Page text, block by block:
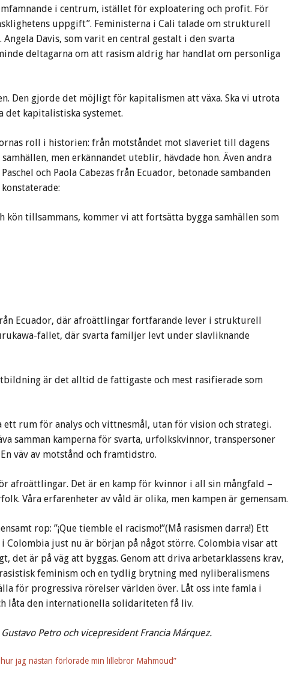
i centrum, istället för exploatering och profit. För
uppgift”. Feministerna i Cali talade om strukturell
Davis, som varit en central gestalt i den svarta
deltagarna om att rasism aldrig har handlat om personliga
Den gjorde det möjligt för kapitalismen att växa. Ska vi utrota
det kapitalistiska systemet.
roll i historien: från motståndet mot slaveriet till dagens
men erkännandet uteblir, hävdade hon. Även andra
och Paola Cabezas från Ecuador, betonade sambanden
kön tillsammans, kommer vi att fortsätta bygga samhällen som
Ecuador, där afroättlingar fortfarande lever i strukturell
fallet, där svarta familjer levt under slavliknande
är det alltid de fattigaste och mest rasifierade som
rum för analys och vittnesmål, utan för vision och strategi.
samman kamperna för svarta, urfolkskvinnor, transpersoner
väv av motstånd och framtidstro.
afroättlingar. Det är en kamp för kvinnor i all sin mångfald –
Våra erfarenheter av våld är olika, men kampen är gemensam.
rop: ”¡Que tiemble el racismo!”(Må rasismen darra!) Ett
just nu är början på något större. Colombia visar att
det är på väg att byggas. Genom att driva arbetarklassens krav,
feminism och en tydlig brytning med nyliberalismens
för progressiva rörelser världen över. Låt oss inte famla i
låta den internationella solidariteten få liv.
Petro och vicepresident Francia Márquez.
jag nästan förlorade min lillebror Mahmoud”